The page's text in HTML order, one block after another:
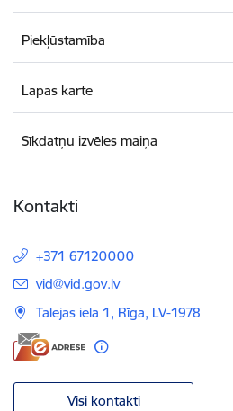
Piekļūstamība
Lapas karte
Sīkdatņu izvēles maiņa
Kontakti
+371 67120000
E-pasts:
vid@vid.gov.lv
Talejas iela 1, Rīga, LV-1978
Visi kontakti